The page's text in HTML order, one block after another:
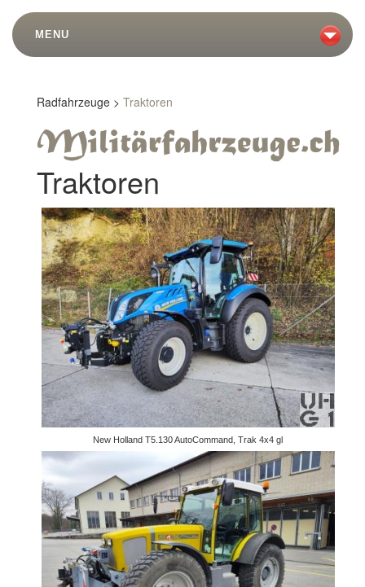
MENU
Radfahrzeuge > Traktoren
Traktoren
New Holland T5.130 AutoCommand, Trak 4x4 gl